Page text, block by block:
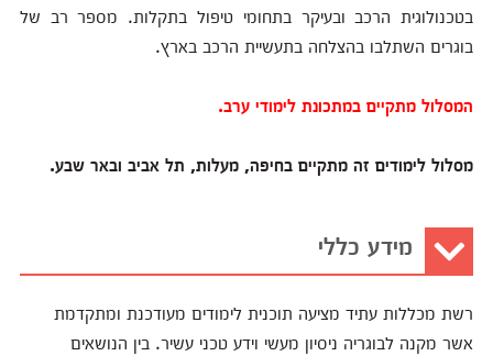
בטכנולוגית הרכב ובעיקר בתחומי טיפול בתקלות. מספר רב של
בוגרים השתלבו בהצלחה בתעשיית הרכב בארץ.
המסלול מתקיים במתכונת לימודי ערב.
מסלול לימודים זה מתקיים בחיפה, מעלות, תל אביב ובאר שבע.
מידע כללי
רשת מכללות עתיד מציעה תוכנית לימודים מעודכנת ומתקדמת
אשר מקנה לבוגריה ניסיון מעשי וידע טכני עשיר. בין הנושאים